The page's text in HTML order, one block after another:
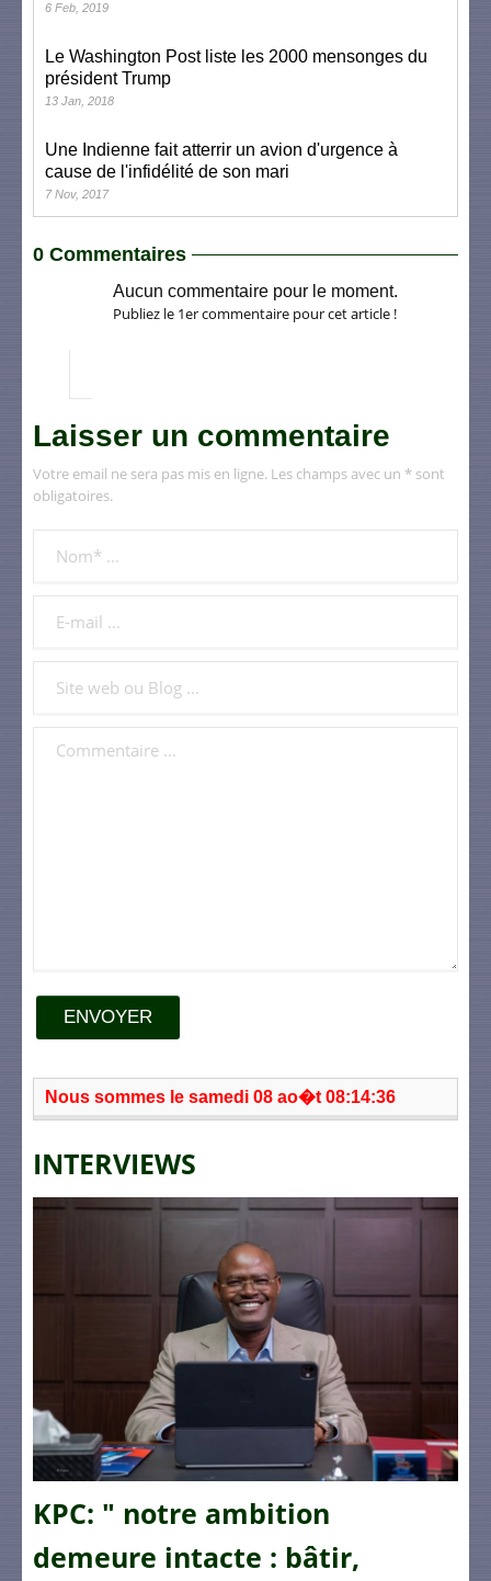
6 Feb, 2019
Le Washington Post liste les 2000 mensonges du
président Trump
13 Jan, 2018
Une Indienne fait atterrir un avion d'urgence à
cause de l'infidélité de son mari
7 Nov, 2017
0 Commentaires
Aucun commentaire pour le moment.
Publiez le 1er commentaire pour cet article !
Laisser un commentaire
Votre email ne sera pas mis en ligne. Les champs avec un * sont
obligatoires.
ENVOYER
Nous sommes le samedi 08 ao�t 08:14:36
INTERVIEWS
KPC: " notre ambition
demeure intacte : bâtir,